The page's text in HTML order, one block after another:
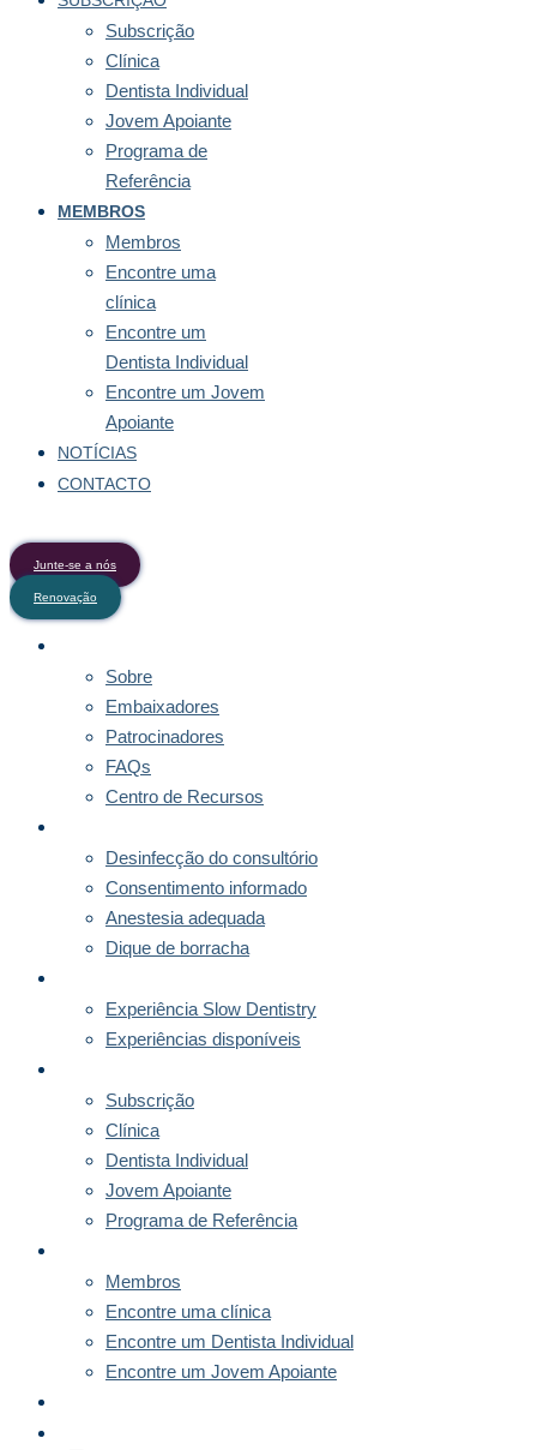
Subscrição
Clínica
Dentista Individual
Jovem Apoiante
Programa de
Referência
MEMBROS
Membros
Encontre uma
clínica
Encontre um
Dentista Individual
Encontre um Jovem
Apoiante
NOTÍCIAS
CONTACTO
Junte-se a nós
Renovação
Sobre
Embaixadores
Patrocinadores
FAQs
Centro de Recursos
Desinfecção do consultório
Consentimento informado
Anestesia adequada
Dique de borracha
Experiência Slow Dentistry
Experiências disponíveis
Subscrição
Clínica
Dentista Individual
Jovem Apoiante
Programa de Referência
Membros
Encontre uma clínica
Encontre um Dentista Individual
Encontre um Jovem Apoiante